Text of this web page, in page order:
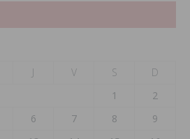
J V S
D
1
2
6 7 8
9